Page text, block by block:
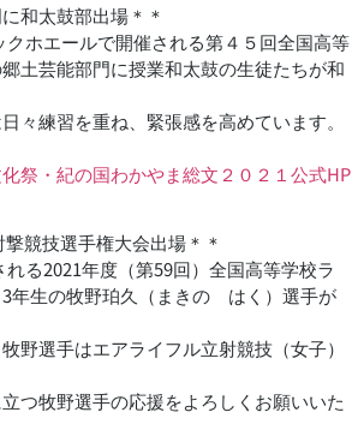
和太鼓部出場＊＊
ホエールで開催される第４５回全国高等
土芸能部門に授業和太鼓の生徒たちが和
々練習を重ね、緊張感を高めています。
祭・紀の国わかやま総文２０２１公式HP
競技選手権大会出場＊＊
る2021年度（第59回）全国高等学校ラ
年生の牧野珀久（まきの はく）選手が
野選手はエアライフル立射競技（女子）
つ牧野選手の応援をよろしくお願いいた